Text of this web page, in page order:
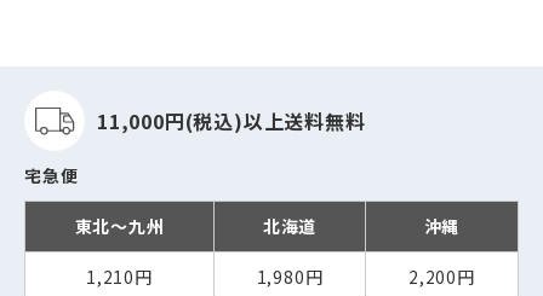
11,000円(税込)以上送料無料
宅急便
東北～九州 北海道 沖縄
1,210円 1,980円 2,200円